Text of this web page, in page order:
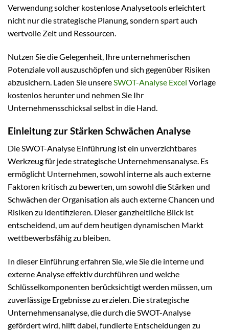
Verwendung solcher kostenlose Analysetools erleichtert
nicht nur die strategische Planung, sondern spart auch
wertvolle Zeit und Ressourcen.
Nutzen Sie die Gelegenheit, Ihre unternehmerischen
Potenziale voll auszuschöpfen und sich gegenüber Risiken
abzusichern. Laden Sie unsere SWOT-Analyse Excel Vorlage
kostenlos herunter und nehmen Sie Ihr
Unternehmensschicksal selbst in die Hand.
Einleitung zur Stärken Schwächen Analyse
Die SWOT-Analyse Einführung ist ein unverzichtbares
Werkzeug für jede strategische Unternehmensanalyse. Es
ermöglicht Unternehmen, sowohl interne als auch externe
Faktoren kritisch zu bewerten, um sowohl die Stärken und
Schwächen der Organisation als auch externe Chancen und
Risiken zu identifizieren. Dieser ganzheitliche Blick ist
entscheidend, um auf dem heutigen dynamischen Markt
wettbewerbsfähig zu bleiben.
In dieser Einführung erfahren Sie, wie Sie die interne und
externe Analyse effektiv durchführen und welche
Schlüsselkomponenten berücksichtigt werden müssen, um
zuverlässige Ergebnisse zu erzielen. Die strategische
Unternehmensanalyse, die durch die SWOT-Analyse
gefördert wird, hilft dabei, fundierte Entscheidungen zu